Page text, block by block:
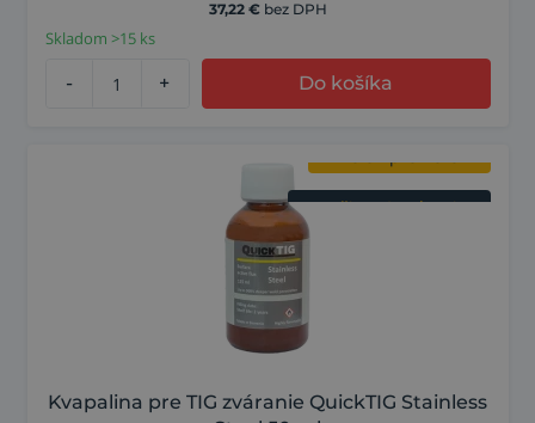
37,22 € bez DPH
Skladom >15 ks
- + Do košíka
Kvapalina pre TIG zváranie QuickTIG Stainless